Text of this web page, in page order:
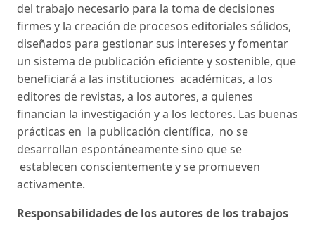
del trabajo necesario para la toma de decisiones
firmes y la creación de procesos editoriales sólidos,
diseñados para gestionar sus intereses y fomentar
un sistema de publicación eficiente y sostenible, que
beneficiará a las instituciones académicas, a los
editores de revistas, a los autores, a quienes
financian la investigación y a los lectores. Las buenas
prácticas en la publicación científica, no se
desarrollan espontáneamente sino que se
establecen conscientemente y se promueven
activamente.
Responsabilidades de los autores de los trabajos